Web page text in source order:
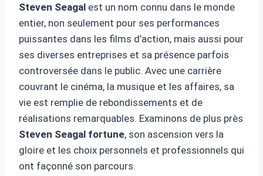
Steven Seagal est un nom connu dans le monde
entier, non seulement pour ses performances
puissantes dans les films d’action, mais aussi pour
ses diverses entreprises et sa présence parfois
controversée dans le public. Avec une carrière
couvrant le cinéma, la musique et les affaires, sa
vie est remplie de rebondissements et de
réalisations remarquables. Examinons de plus près
Steven Seagal fortune, son ascension vers la
gloire et les choix personnels et professionnels qui
ont façonné son parcours.